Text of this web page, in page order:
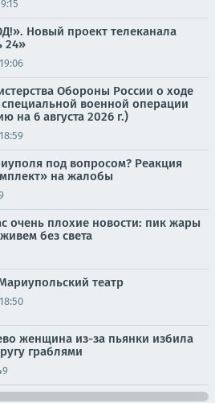
Новый проект телеканала
24»
19:06
Обороны России о ходе
военной операции
на 6 августа 2026 г.)
18:59
под вопросом? Реакция
на жалобы
очень плохие новости: пик жары
без света
театр
18:50
женщина из-за пьянки избила
граблями